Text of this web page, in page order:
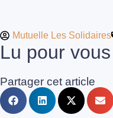
Mutuelle Les Solidaires
Lu pour
Partager cet article